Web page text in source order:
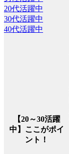
20代活躍中
30代活躍中
40代活躍中
【20～30活躍
中】ここがポイ
ント！